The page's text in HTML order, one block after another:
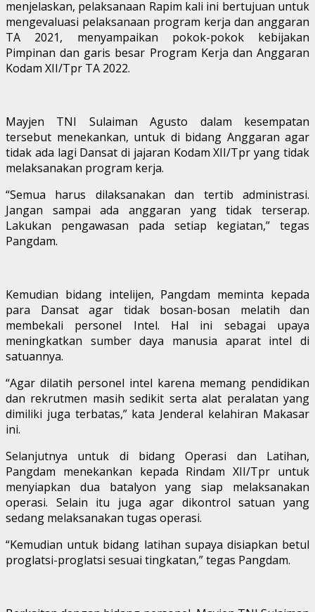
menjelaskan, pelaksanaan Rapim kali ini bertujuan untuk
mengevaluasi pelaksanaan program kerja dan anggaran
TA 2021, menyampaikan pokok-pokok kebijakan
Pimpinan dan garis besar Program Kerja dan Anggaran
Kodam XII/Tpr TA 2022.
Mayjen TNI Sulaiman Agusto dalam kesempatan
tersebut menekankan, untuk di bidang Anggaran agar
tidak ada lagi Dansat di jajaran Kodam XII/Tpr yang tidak
melaksanakan program kerja.
“Semua harus dilaksanakan dan tertib administrasi.
Jangan sampai ada anggaran yang tidak terserap.
Lakukan pengawasan pada setiap kegiatan,” tegas
Pangdam.
Kemudian bidang intelijen, Pangdam meminta kepada
para Dansat agar tidak bosan-bosan melatih dan
membekali personel Intel. Hal ini sebagai upaya
meningkatkan sumber daya manusia aparat intel di
satuannya.
“Agar dilatih personel intel karena memang pendidikan
dan rekrutmen masih sedikit serta alat peralatan yang
dimiliki juga terbatas,” kata Jenderal kelahiran Makasar
ini.
Selanjutnya untuk di bidang Operasi dan Latihan,
Pangdam menekankan kepada Rindam XII/Tpr untuk
menyiapkan dua batalyon yang siap melaksanakan
operasi. Selain itu juga agar dikontrol satuan yang
sedang melaksanakan tugas operasi.
“Kemudian untuk bidang latihan supaya disiapkan betul
proglatsi-proglatsi sesuai tingkatan,” tegas Pangdam.